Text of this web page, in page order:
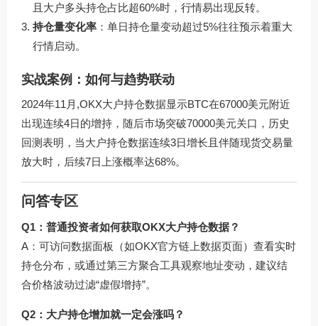
且大户多头持仓占比超60%时，行情易出现反转。
持仓量变化率 ：单日持仓量变动超过5%往往预示着重大
行情启动。
实战案例：如何与趋势联动
2024年11月,OKX大户持仓数据显示BTC在67000美元附近
出现连续4日的增持，随后市场突破70000美元关口，历史
回测表明，当大户持仓数据连续3日增长且伴随现货交易量
放大时，后续7日上涨概率达68%。
问答专区
Q1：普通投资者如何获取OKX大户持仓数据？
A：可访问数据面板（如OKX官方链上数据页面）查看实时
持仓分布，或通过第三方聚合工具观察地址变动，建议结
合价格波动过滤“虚假增持”。
Q2：大户持仓增加就一定会涨吗？